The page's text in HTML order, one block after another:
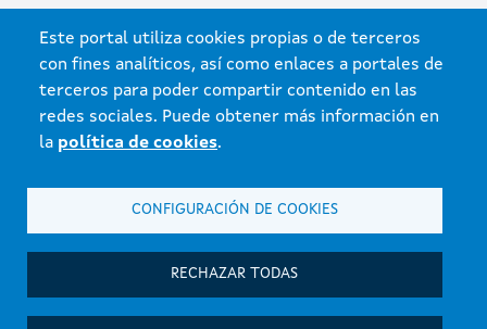
Este portal utiliza cookies propias o de terceros
con fines analíticos, así como enlaces a portales de
terceros para poder compartir contenido en las
redes sociales. Puede obtener más información en
la política de cookies.
CONFIGURACIÓN DE COOKIES
RECHAZAR TODAS
Accesibilidade
Mapa do portal